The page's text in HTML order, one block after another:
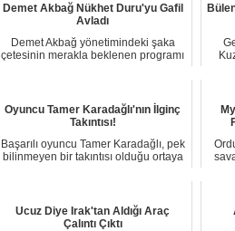
Demet Akbağ Nükhet Duru'yu Gafil
Avladı
Demet Akbağ yönetimindeki şaka
çetesinin merakla beklenen programı
Oyuncu Tamer Karadağlı'nın İlginç
Takıntısı!
Başarılı oyuncu Tamer Karadağlı, pek
bilinmeyen bir takıntısı olduğu ortaya
Ucuz Diye Irak'tan Aldığı Araç
Çalıntı Çıktı